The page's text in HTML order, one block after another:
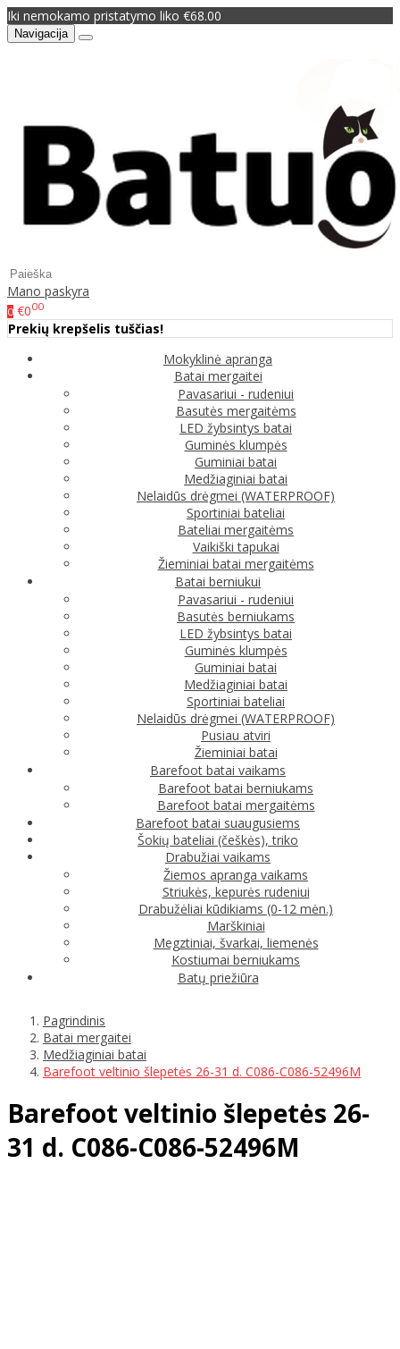
Iki nemokamo pristatymo liko €68.00
Navigacija
Mano paskyra
0 €000
Prekių krepšelis tuščias!
Mokyklinė apranga
Batai mergaitei
Pavasariui - rudeniui
Basutės mergaitėms
LED žybsintys batai
Guminės klumpės
Guminiai batai
Medžiaginiai batai
Nelaidūs drėgmei (WATERPROOF)
Sportiniai bateliai
Bateliai mergaitėms
Vaikiški tapukai
Žieminiai batai mergaitėms
Batai berniukui
Pavasariui - rudeniui
Basutės berniukams
LED žybsintys batai
Guminės klumpės
Guminiai batai
Medžiaginiai batai
Sportiniai bateliai
Nelaidūs drėgmei (WATERPROOF)
Pusiau atviri
Žieminiai batai
Barefoot batai vaikams
Barefoot batai berniukams
Barefoot batai mergaitėms
Barefoot batai suaugusiems
Šokių bateliai (češkės), triko
Drabužiai vaikams
Žiemos apranga vaikams
Striukės, kepurės rudeniui
Drabužėliai kūdikiams (0-12 mėn.)
Marškiniai
Megztiniai, švarkai, liemenės
Kostiumai berniukams
Batų priežiūra
Pagrindinis
Batai mergaitei
Medžiaginiai batai
Barefoot veltinio šlepetės 26-31 d. C086-C086-52496M
Barefoot veltinio šlepetės 26-
31 d. C086-C086-52496M